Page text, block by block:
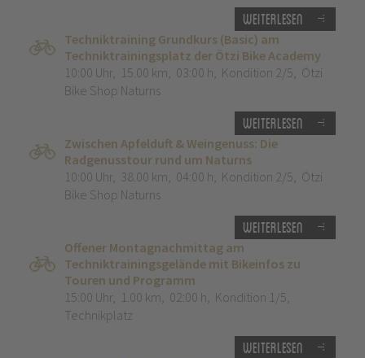
Weiterlesen
Techniktraining Grundkurs (Basic) am
Techniktrainingsplatz der Ötzi Bike Academy
10:00 Uhr, 15.00 km, 03:00 h, Kondition 2/5, Ötzi
Bike Shop Naturns
Weiterlesen
Zwischen Apfelduft & Weingenuss: Die
Radgenusstour rund um Naturns
10:00 Uhr, 38.00 km, 04:00 h, Kondition 2/5, Ötzi
Bike Shop Naturns
Weiterlesen
Offener Montagnachmittag am
Techniktrainingsgelände mit Bikeinfos zu
Touren und Programm
15:00 Uhr, 1.00 km, 02:00 h, Kondition 1/5,
Technikplatz
Weiterlesen